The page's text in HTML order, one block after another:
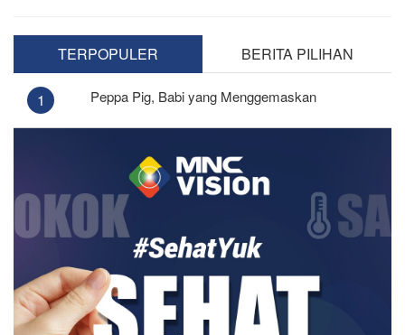
TERPOPULER BERITA PILIHAN
1 Peppa Pig, Babi yang Menggemaskan